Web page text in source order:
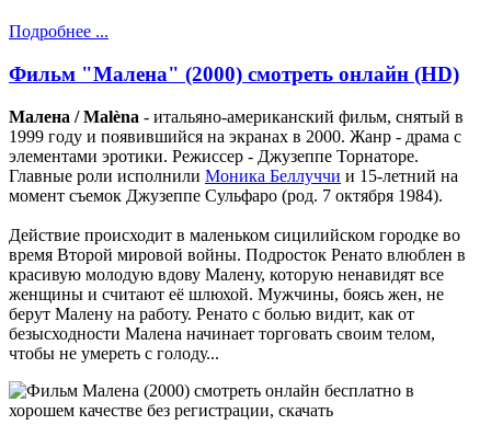
Подробнее ...
Фильм "Малена" (2000) смотреть онлайн (HD)
Малена / Malèna - итальяно-американский фильм, снятый в
1999 году и появившийся на экранах в 2000. Жанр - драма с
элементами эротики. Режиссер - Джузеппе Торнаторе.
Главные роли исполнили Моника Беллуччи и 15-летний на
момент съемок Джузеппе Сульфаро (род. 7 октября 1984).
Действие происходит в маленьком сицилийском городке во
время Второй мировой войны. Подросток Ренато влюблен в
красивую молодую вдову Малену, которую ненавидят все
женщины и считают её шлюхой. Мужчины, боясь жен, не
берут Малену на работу. Ренато с болью видит, как от
безысходности Малена начинает торговать своим телом,
чтобы не умереть с голоду...